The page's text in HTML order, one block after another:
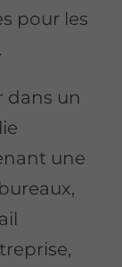
pour les
dans un
une